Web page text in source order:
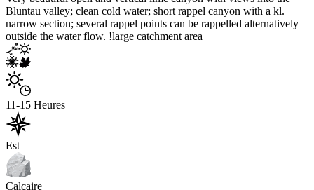
Bluntau valley; clean cold water; short rappel canyon with a kl.
narrow section; several rappel points can be rappelled alternatively
outside the water flow. !large catchment area
11-15 Heures
Est
Calcaire